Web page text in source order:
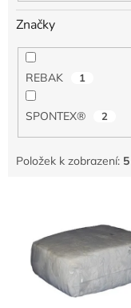
Značky
REBAK 1
SPONTEX® 2
Položek k zobrazení: 5